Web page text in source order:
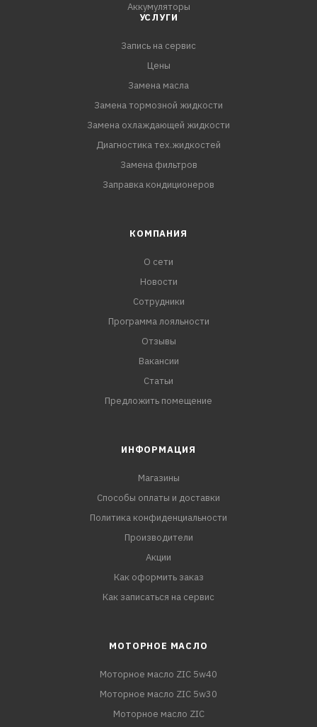
Аккумуляторы
УСЛУГИ
Запись на сервис
Цены
Замена масла
Замена тормозной жидкости
Замена охлаждающей жидкости
Диагностика тех.жидкостей
Замена фильтров
Заправка кондиционеров
КОМПАНИЯ
О сети
Новости
Сотрудники
Программа лояльности
Отзывы
Вакансии
Статьи
Предложить помещение
ИНФОРМАЦИЯ
Магазины
Способы оплаты и доставки
Политика конфиденциальности
Производители
Акции
Как оформить заказ
Как записаться на сервис
МОТОРНОЕ МАСЛО
Моторное масло ZIC 5w40
Моторное масло ZIC 5w30
Моторное масло ZIC